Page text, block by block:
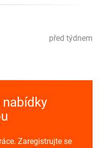
před týdnem
nabídky
Zaregistrujte se